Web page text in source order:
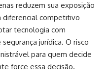
reduzem sua exposição
diferencial competitivo
tecnologia com
jurídica. O risco
para quem decide
force essa decisão.